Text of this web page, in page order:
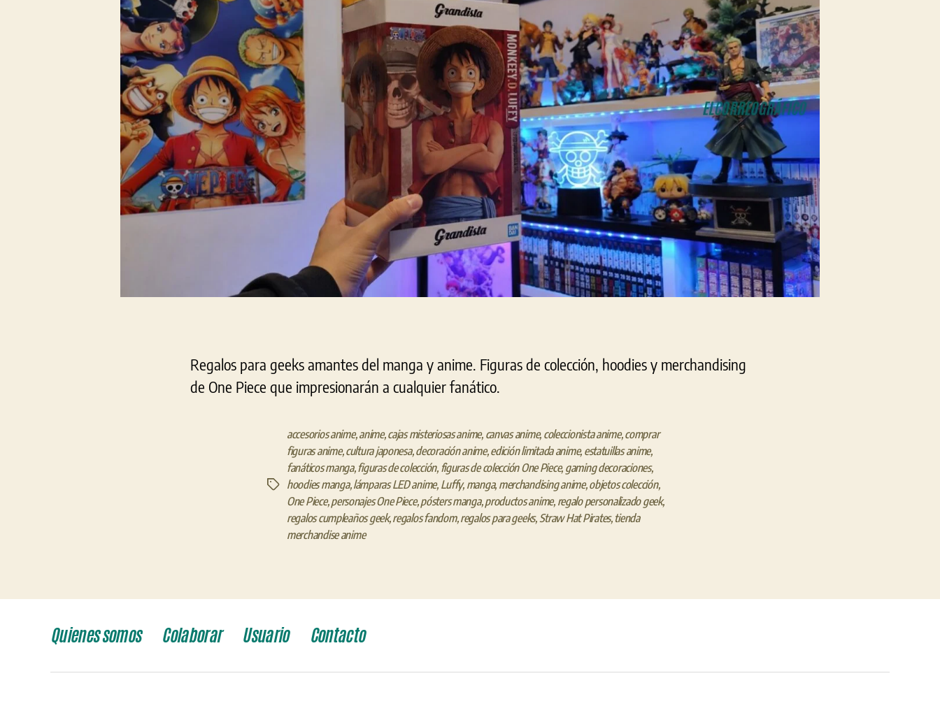
Regalos para geeks amantes del manga y anime. Figuras de colección, hoodies y merchandising
de One Piece que impresionarán a cualquier fanático.
Etiquetas
accesorios anime,anime,cajas misteriosas anime, canvas anime, coleccionista anime,comprar
figuras anime,cultura japonesa,decoración anime,edición limitada anime, estatuillas anime,
fanáticos manga,figuras de colección, figuras de colección One Piece, gaming decoraciones,
hoodies manga,lámparas LED anime, Luffy, manga, merchandising anime,objetos colección,
One Piece,personajes One Piece,pósters manga,productos anime, regalo personalizado geek,
regalos cumpleaños geek,regalos fandom,regalos para geeks,Straw Hat Pirates, tienda
merchandise anime
Quienes somos Colaborar Usuario Contacto